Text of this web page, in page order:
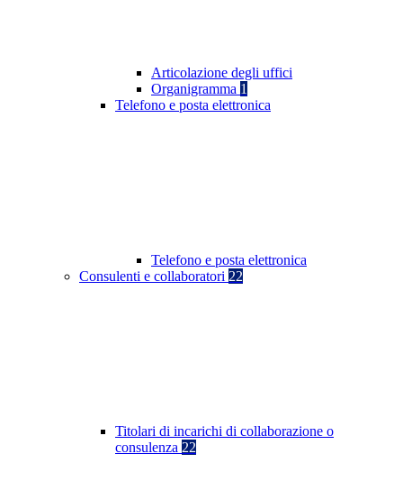
Articolazione degli uffici
Organigramma 1
Telefono e posta elettronica
Telefono e posta elettronica
Consulenti e collaboratori 22
Titolari di incarichi di collaborazione o
consulenza 22